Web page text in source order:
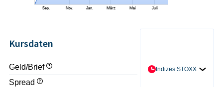
Kursdaten
Indizes STOXX
Geld/Brief
- / -
Spread